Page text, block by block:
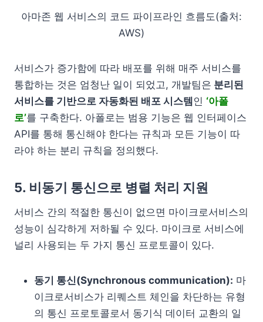
아마존 웹 서비스의 코드 파이프라인 흐름도(출처:
AWS)
서비스가 증가함에 따라 배포를 위해 매주 서비스를
통합하는 것은 엄청난 일이 되었고, 개발팀은 분리된
서비스를 기반으로 자동화된 배포 시스템 인 ‘아폴
로’를 구축한다. 아폴로는 범용 기능은 웹 인터페이스
API를 통해 통신해야 한다는 규칙과 모든 기능이 따
라야 하는 분리 규칙을 정의했다.
5. 비동기 통신으로 병렬 처리 지원
서비스 간의 적절한 통신이 없으면 마이크로서비스의
성능이 심각하게 저하될 수 있다. 마이크로 서비스에
널리 사용되는 두 가지 통신 프로토콜이 있다.
동기 통신(Synchronous communication): 마
이크로서비스가 리퀘스트 체인을 차단하는 유형
의 통신 프로토콜로서 동기식 데이터 교환의 일